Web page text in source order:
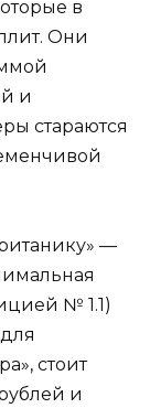
в
Они
и
стараются
—
№ 1.1)
стоит
и